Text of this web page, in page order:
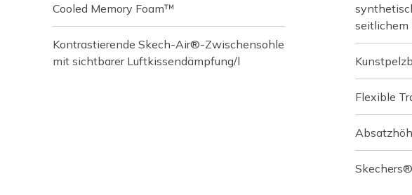
Cooled Memory Foam™
Kontrastierende Skech-Air®-Zwischensohle
mit sichtbarer Luftkissendämpfung/l
seitlichem
Flexible